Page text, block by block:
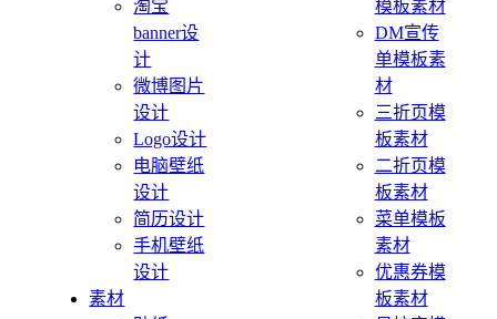
淘宝
banner设
计
微博图片
设计
Logo设计
电脑壁纸
设计
简历设计
手机壁纸
设计
素材
模板素材
DM宣传
单模板素
材
三折页模
板素材
二折页模
板素材
菜单模板
素材
优惠券模
板素材